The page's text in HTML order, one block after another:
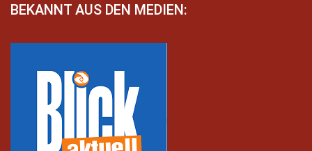
BEKANNT AUS DEN MEDIEN: